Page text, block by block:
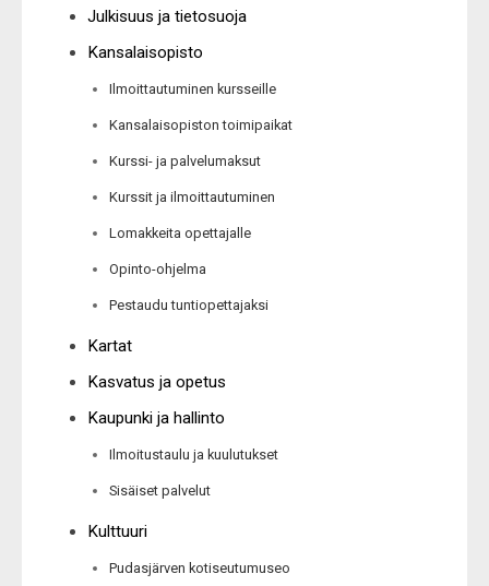
Julkisuus ja tietosuoja
Kansalaisopisto
Ilmoittautuminen kursseille
Kansalaisopiston toimipaikat
Kurssi- ja palvelumaksut
Kurssit ja ilmoittautuminen
Lomakkeita opettajalle
Opinto-ohjelma
Pestaudu tuntiopettajaksi
Kartat
Kasvatus ja opetus
Kaupunki ja hallinto
Ilmoitustaulu ja kuulutukset
Sisäiset palvelut
Kulttuuri
Pudasjärven kotiseutumuseo